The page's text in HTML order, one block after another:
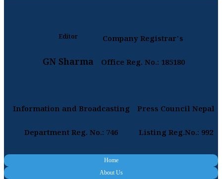
Editor
GN Sharma
Company Registrar's
Office Reg. No.: 185180
Information and Broadcasting
Department Reg. No.: 746
Press Council Nepal
Listing Reg.No.: 992
Home
About Us